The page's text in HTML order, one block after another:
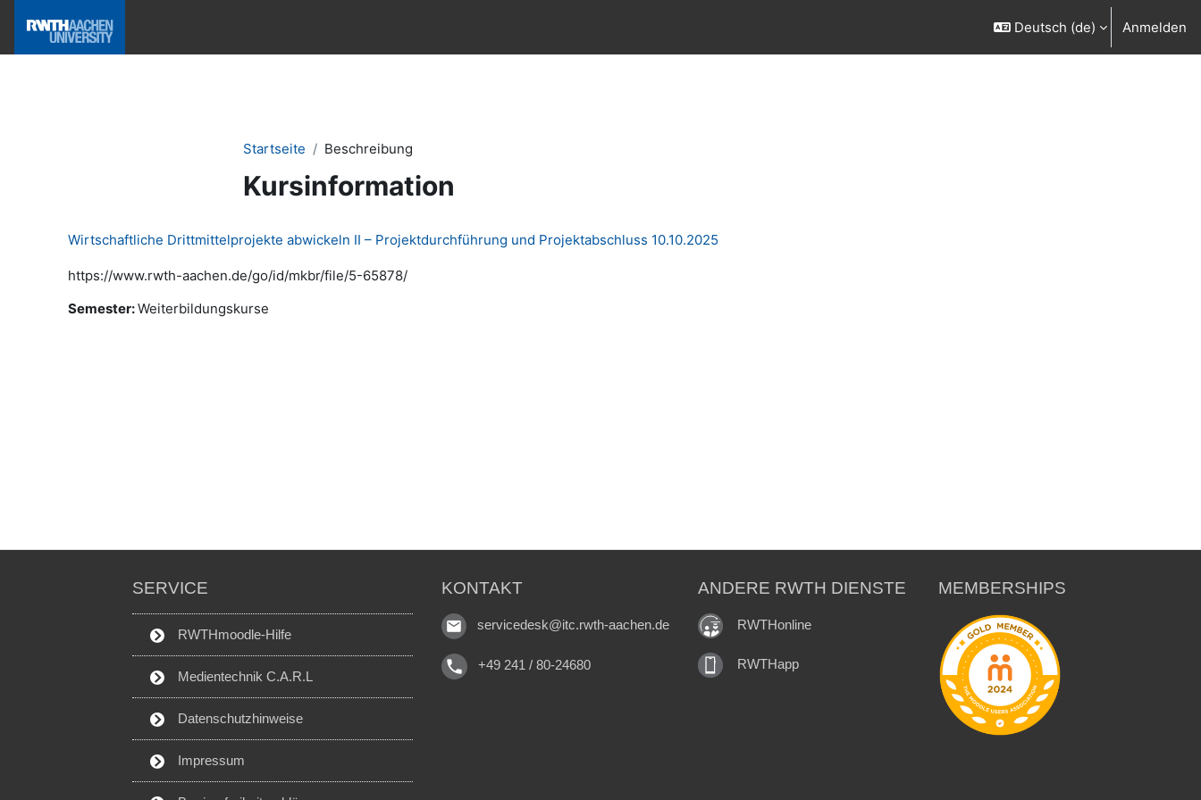
Deutsch ‎(de)‎ Anmelden
Startseite Beschreibung
Kursinformation
Wirtschaftliche Drittmittelprojekte abwickeln II – Projektdurchführung und Projektabschluss 10.10.2025
https://www.rwth-aachen.de/go/id/mkbr/file/5-65878/
Semester:Weiterbildungskurse
SERVICE
RWTHmoodle-Hilfe
Medientechnik C.A.R.L
Datenschutzhinweise
Impressum
KONTAKT
servicedesk@itc.rwth-aachen.de
+49 241 / 80-24680
ANDERE RWTH DIENSTE
RWTHonline
RWTHapp
MEMBERSHIPS